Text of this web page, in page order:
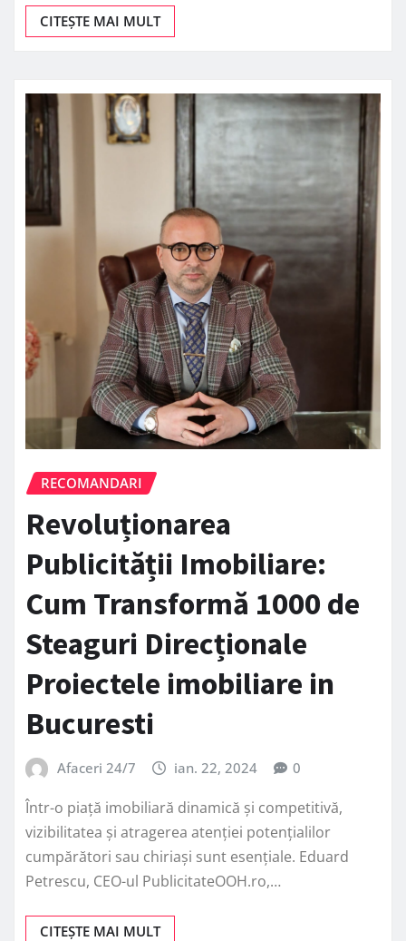
CITEȘTE MAI MULT
RECOMANDARI
Revoluționarea
Publicității Imobiliare:
Cum Transformă 1000 de
Steaguri Direcționale
Proiectele imobiliare in
Bucuresti
Afaceri 24/7 ian. 22, 2024 0
Într-o piață imobiliară dinamică și competitivă,
vizibilitatea și atragerea atenției potențialilor
cumpărători sau chiriași sunt esențiale. Eduard
Petrescu, CEO-ul PublicitateOOH.ro,…
CITEȘTE MAI MULT